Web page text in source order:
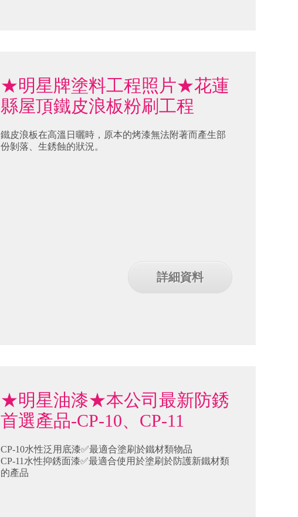
★明星牌塗料工程照片★花蓮
縣屋頂鐵皮浪板粉刷工程
鐵皮浪板在高溫日曬時，原本的烤漆無法附著而產生部
份剝落、生銹蝕的狀況。
詳細資料
★明星油漆★本公司最新防銹
首選產品-CP-10、CP-11
CP-10水性泛用底漆✅最適合塗刷於鐵材類物品
CP-11水性抑銹面漆✅最適合使用於塗刷於防護新鐵材類
的產品